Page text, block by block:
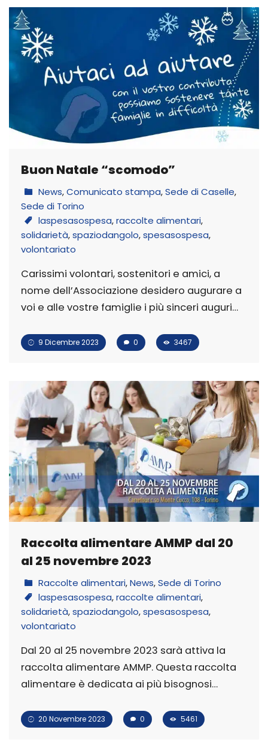
Buon Natale “scomodo”
News,Comunicato stampa,Sede di Caselle,
Sede di Torino
laspesasospesa,raccolte alimentari,
solidarietà,spaziodangolo,spesasospesa,
volontariato
Carissimi volontari, sostenitori e amici, a
nome dell’Associazione desidero augurare a
voi e alle vostre famiglie i più sinceri auguri…
9 Dicembre 2023 0 3467
Raccolta alimentare AMMP dal 20
al 25 novembre 2023
Raccolte alimentari,News,Sede di Torino
laspesasospesa,raccolte alimentari,
solidarietà,spaziodangolo,spesasospesa,
volontariato
Dal 20 al 25 novembre 2023 sarà attiva la
raccolta alimentare AMMP. Questa raccolta
alimentare è dedicata ai più bisognosi…
20 Novembre 2023 0 5461